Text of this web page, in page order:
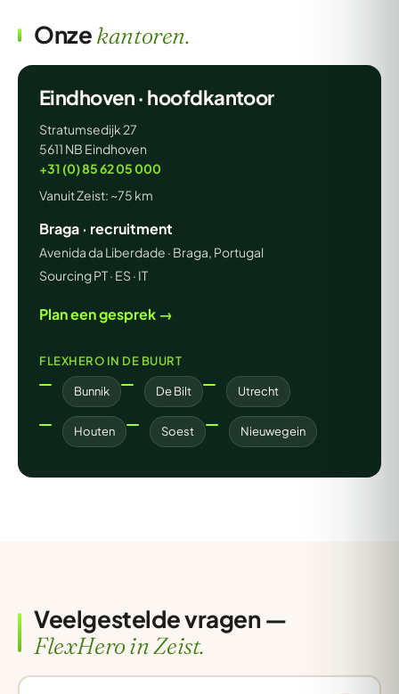
Onzekantoren.
Eindhoven · hoofdkantoor
Stratumsedijk 27
5611 NB Eindhoven
+31 (0) 85 62 05 000
Vanuit Zeist: ~75 km
Braga · recruitment
Avenida da Liberdade · Braga, Portugal
Sourcing PT · ES · IT
Plan een gesprek →
FLEXHERO IN DE BUURT
Bunnik De Bilt Utrecht
Houten Soest Nieuwegein
Veelgestelde vragen —
FlexHero in Zeist.